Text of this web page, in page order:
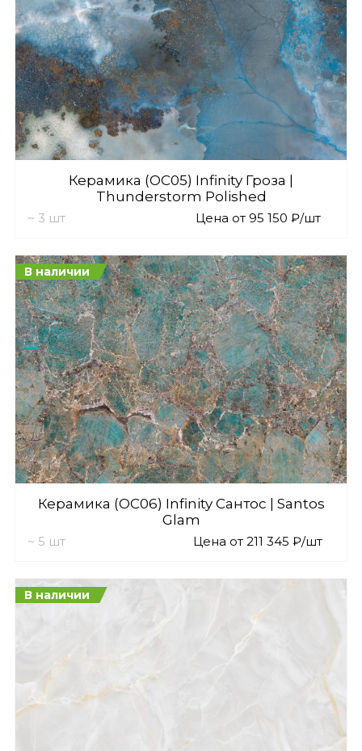
Керамика (OC05) Infinity Гроза |
Thunderstorm Polished
~ 3 шт Цена от 95 150 ₽/шт
В наличии
Керамика (OC06) Infinity Сантос | Santos
Glam
~ 5 шт Цена от 211 345 ₽/шт
В наличии